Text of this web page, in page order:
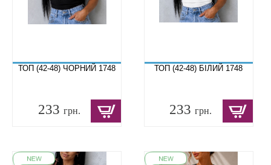
ТОП (42-48) ЧОРНИЙ 1748
233 грн.
ТОП (42-48) БІЛИЙ 1748
233грн.